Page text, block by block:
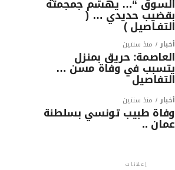
السوق “… يهشّم جمجمته
بقضيب حديدي … (
التفـاصيل )
أخبار منذ سنتين
العاصمة: حريق بمنزل
يتسبب في وفاة مسن …
التفاصيل
أخبار منذ سنتين
وفاة طبيب تونسي بسلطنة
عمان ..
إعلانات